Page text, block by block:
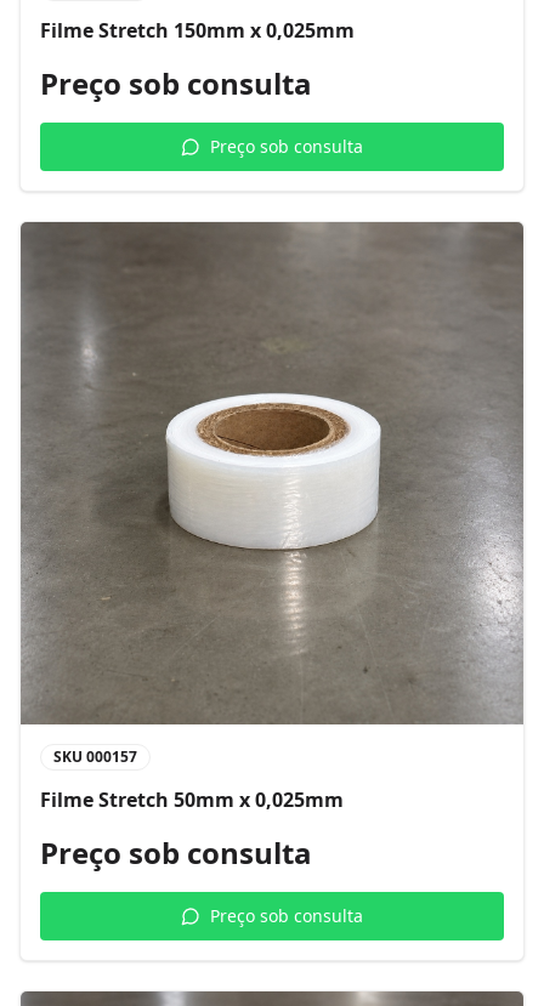
Filme Stretch 150mm x 0,025mm
Preço sob consulta
Preço sob consulta
SKU 000157
Filme Stretch 50mm x 0,025mm
Preço sob consulta
Preço sob consulta